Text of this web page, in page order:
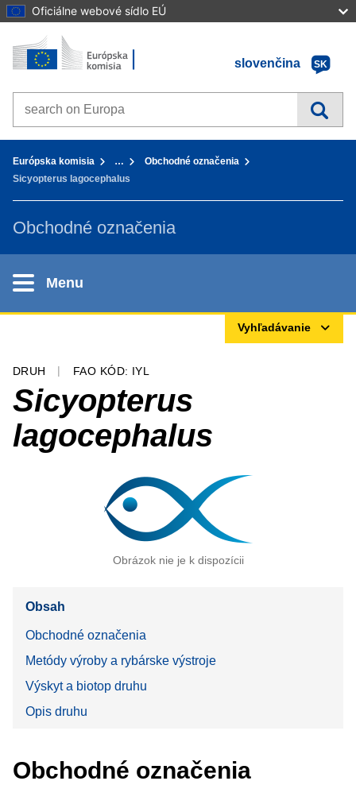
Oficiálne webové sídlo EÚ
Prejsť na obsah
Úvod - Európska komisia
slovenčina
SK
Search on Europa websites
Európska komisia …
Obchodné označenia
Sicyopterus lagocephalus
Obchodné označenia
Menu
Vyhľadávanie
DRUH FAO KÓD: IYL
Sicyopterus
lagocephalus
Obrázok nie je k dispozícii
Obsah
Obchodné označenia
Metódy výroby a rybárske výstroje
Výskyt a biotop druhu
Opis druhu
Obchodné označenia